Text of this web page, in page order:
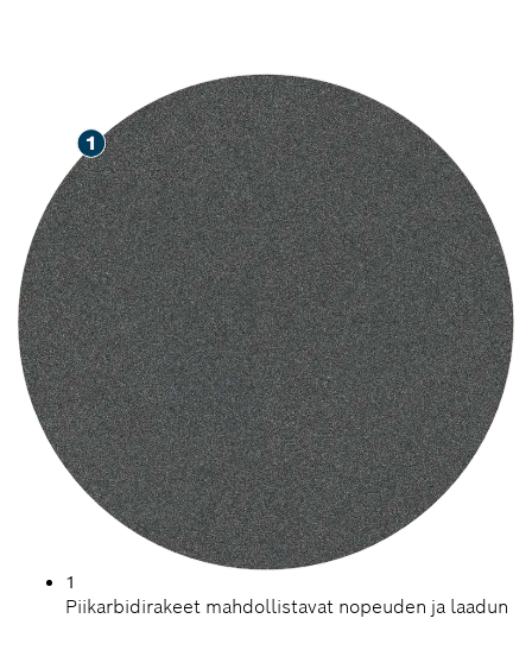
1
Piikarbidirakeet mahdollistavat nopeuden ja laadun